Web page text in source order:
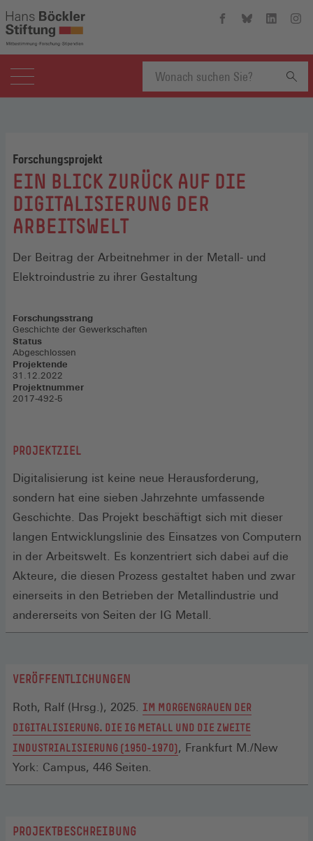
Hans-
Facebook
(Öffnet
Hans-
Bluesky
(Öffnet
Hans-
Linkedin
(Öffnet
Suchbegriff
Forschungsprojekt
:
EIN BLICK ZURÜCK AUF DIE
DIGITALISIERUNG DER
ARBEITSWELT
Der Beitrag der Arbeitnehmer in der Metall- und
Elektroindustrie zu ihrer Gestaltung
Forschungsstrang
Geschichte der Gewerkschaften
Status
Abgeschlossen
Projektende
31.12.2022
Projektnummer
2017-492-5
PROJEKTZIEL
Digitalisierung ist keine neue Herausforderung,
sondern hat eine sieben Jahrzehnte umfassende
Geschichte. Das Projekt beschäftigt sich mit dieser
langen Entwicklungslinie des Einsatzes von Computern
in der Arbeitswelt. Es konzentriert sich dabei auf die
Akteure, die diesen Prozess gestaltet haben und zwar
einerseits in den Betrieben der Metallindustrie und
andererseits von Seiten der IG Metall.
VERÖFFENTLICHUNGEN
Roth, Ralf (Hrsg.), 2025. IM MORGENGRAUEN DER
DIGITALISIERUNG. DIE IG METALL UND DIE ZWEITE
INDUSTRIALISIERUNG (1950-1970)(ÖFFNET
EINEM
, Frankfurt M./New
York: Campus, 446 Seiten.
PROJEKTBESCHREIBUNG